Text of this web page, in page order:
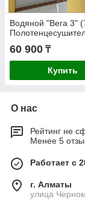
Водяной "Вега 3"
60 900 ₸
Купить
О нас
Рейтинг не
Менее 5
Работает с
г. Алматы
улица